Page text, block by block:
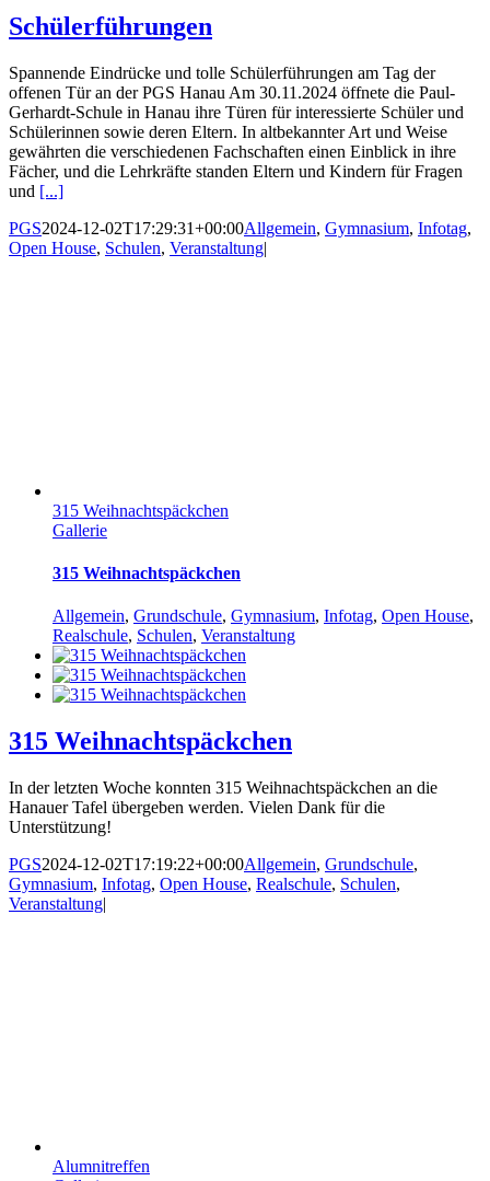
Schülerführungen
Spannende Eindrücke und tolle Schülerführungen am Tag der
offenen Tür an der PGS Hanau Am 30.11.2024 öffnete die Paul-
Gerhardt-Schule in Hanau ihre Türen für interessierte Schüler und
Schülerinnen sowie deren Eltern. In altbekannter Art und Weise
gewährten die verschiedenen Fachschaften einen Einblick in ihre
Fächer, und die Lehrkräfte standen Eltern und Kindern für Fragen
und [...]
PGS2024-12-02T17:29:31+00:00Allgemein, Gymnasium, Infotag,
Open House, Schulen, Veranstaltung|
315 Weihnachtspäckchen
Gallerie
315 Weihnachtspäckchen
Allgemein, Grundschule, Gymnasium, Infotag, Open House,
Realschule, Schulen, Veranstaltung
315 Weihnachtspäckchen
In der letzten Woche konnten 315 Weihnachtspäckchen an die
Hanauer Tafel übergeben werden. Vielen Dank für die
Unterstützung!
PGS2024-12-02T17:19:22+00:00Allgemein, Grundschule,
Gymnasium, Infotag, Open House, Realschule, Schulen,
Veranstaltung|
Alumnitreffen